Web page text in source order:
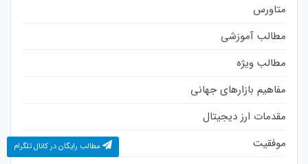
متاورس
مطالب آموزشی
مطالب ویژه
مفاهیم بازارهای جهانی
مقدمات ارز دیجیتال
موفقیت
مطالب رایگان در کانال تلگرام